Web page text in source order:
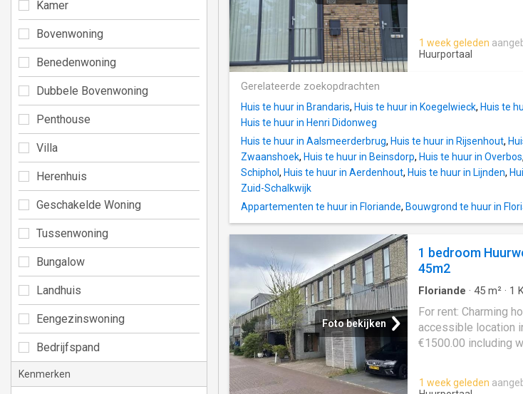
1 week geleden
Huurportaal
Gerelateerde zoekopdrachten
Huis te huur in Brandaris, Huis te huur in Koegelwieck, Huis te
Huis te huur in Henri Didonweg
Huis te huur in Aalsmeerderbrug, Huis te huur in Rijsenhout,
Zwaanshoek, Huis te huur in Beinsdorp, Huis te huur in Overbos,
Schiphol , Huis te huur in Aerdenhout, Huis te huur in Lijnden,
Zuid-Schalkwijk
Appartementen te huur in Floriande, Bouwgrond te huur in
Foto bekijken
1 bedroom
45m2
Floriande · 45 m² · 1
For rent: Charming
accessible location
€1500.00 including
furnitureRental
Available from: 01-
1 week geleden
Kamer
Bovenwoning
Benedenwoning
Dubbele Bovenwoning
Penthouse
Villa
Herenhuis
Geschakelde Woning
Tussenwoning
Bungalow
Landhuis
Eengezinswoning
Bedrijfspand
Kenmerken